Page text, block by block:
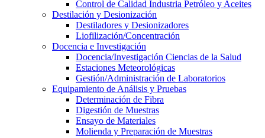
Control de Calidad Industria Petróleo y Aceites
Destilación y Desionización
Destiladores y Desionizadores
Liofilización/Concentración
Docencia e Investigación
Docencia/Investigación Ciencias de la Salud
Estaciones Meteorológicas
Gestión/Administración de Laboratorios
Equipamiento de Análisis y Pruebas
Determinación de Fibra
Digestión de Muestras
Ensayo de Materiales
Molienda y Preparación de Muestras